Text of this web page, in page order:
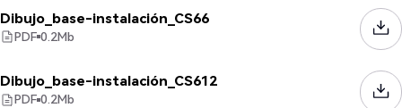
Dibujo_base-instalación_CS66
PDF 0.2Mb
Dibujo_base-instalación_CS612
PDF 0.2Mb